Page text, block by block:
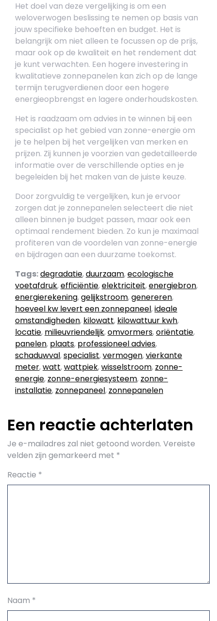
Het doel van deze vergelijking is om een
weloverwogen beslissing te nemen op basis van
jouw specifieke behoeften en budget. Het is
belangrijk om niet alleen te focussen op de prijs,
maar ook op de kwaliteit en het rendement dat
je kunt verwachten. Een hogere investering in
kwalitatieve zonnepanelen kan zich op de lange
termijn terugverdienen door een hogere
energieopbrengst en lagere onderhoudskosten.
Het is raadzaam om advies in te winnen bij een
specialist op het gebied van zonne-energie om
je te helpen bij het vergelijken van merken en
prijzen. Zij kunnen je voorzien van gedetailleerde
informatie over de verschillende opties en je
begeleiden bij het maken van de juiste keuze.
Door zorgvuldig te vergelijken, kun je ervoor
zorgen dat je zonnepanelen selecteert die niet
alleen binnen je budget passen, maar ook een
optimaal rendement bieden. Zo kun je maximaal
profiteren van de voordelen van zonne-energie
en bijdragen aan een duurzame toekomst.
Tags:degradatie,duurzaam,ecologische
voetafdruk,efficiëntie,elektriciteit,energiebron,
energierekening,gelijkstroom,genereren,
hoeveel kw levert een zonnepaneel,ideale
omstandigheden, kilowatt, kilowattuur kwh,
locatie, milieuvriendelijk,omvormers,oriëntatie,
panelen, plaats, professioneel advies,
schaduwval,specialist,vermogen,vierkante
meter,watt,wattpiek,wisselstroom, zonne-
energie, zonne-energiesysteem, zonne-
installatie, zonnepaneel, zonnepanelen
Een reactie achterlaten
Je e-mailadres zal niet getoond worden. Vereiste
velden zijn gemarkeerd met *
Reactie *
Naam *